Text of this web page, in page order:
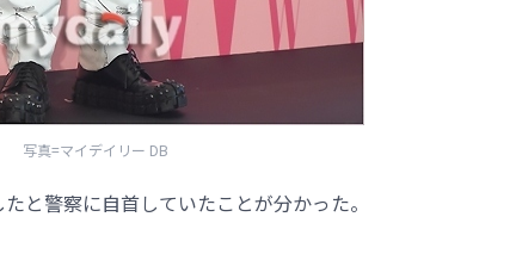
写真=マイデイリー DB
と警察に自首していたことが分かった。